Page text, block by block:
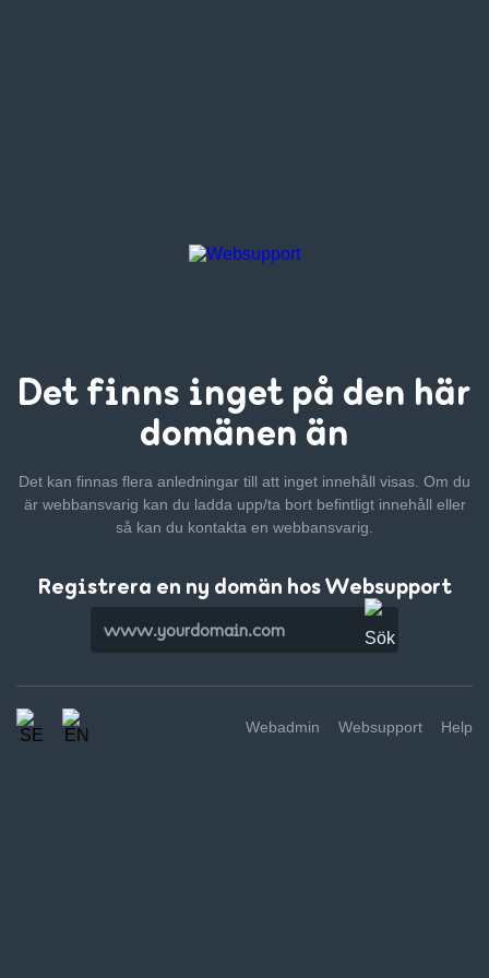
Det finns inget på den här
domänen än
Det kan finnas flera anledningar till att inget innehåll visas. Om du
är webbansvarig kan du ladda upp/ta bort befintligt innehåll eller
så kan du kontakta en webbansvarig.
Registrera en ny domän hos Websupport
Webadmin Websupport Help